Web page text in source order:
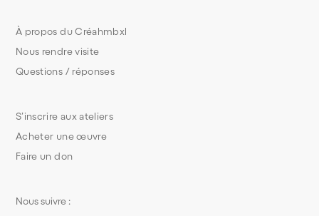
S’inscrire aux ateliers
Acheter une œuvre
Faire un don
À propos du Créahmbxl
Nous rendre visite
Questions / réponses
Nous suivre :